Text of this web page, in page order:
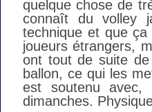
quelque chose de
connaît du volley
technique et que
joueurs étrangers,
ont tout de suite de
ballon, ce qui les
est soutenu avec,
dimanches.